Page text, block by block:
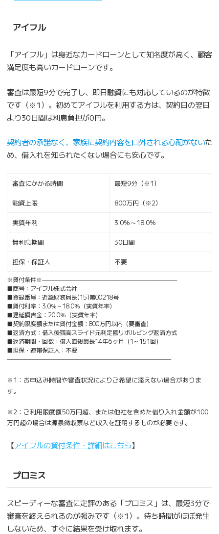
アイフル
「アイフル」は身近なカードローンとして知名度が高く、顧客
満足度も高いカードローンです。
審査は最短9分で完了し、即日融資にも対応しているのが特徴
です（※1）。初めてアイフルを利用する方は、契約日の翌日
より30日間は利息負担が0円。
契約者の承諾なく、家族に契約内容を口外される心配がないた
め、借入れを知られたくない場合にも安心です。
審査にかかる時間 最短9分（※1）
融資上限 800万円（※2）
実質年利 3.0％～18.0％
無利息期間 30日間
担保・保証人 不要
※貸付条件※———————————————————————
■商号：アイフル株式会社
■登録番号：近畿財務局長(15)第00218号
■貸付利率：3.0％～18.0％（実質年率）
■遅延損害金：20.0％（実質年率）
■契約限度額または貸付金額：800万円以内（要審査）
■返済方式：借入後残高スライド元利定額リボルビング返済方式
■返済期間・回数：借入直後最長14年6ヶ月（1～151回）
■担保・連帯保証人：不要
————————————————————————————
※1：お申込み時間や審査状況によりご希望に添えない場合がありま
す。
※2：ご利用限度額50万円超、または他社を含めた借り入れ金額が100
万円超の場合は源泉徴収票など収入を証明するものが必要です。
【アイフルの貸付条件・詳細はこちら】
プロミス
スピーディーな審査に定評のある「プロミス」は、最短3分で
審査を終えられるのが強みです（※1）。待ち時間がほぼ発生
しないため、すぐに結果を受け取れます。